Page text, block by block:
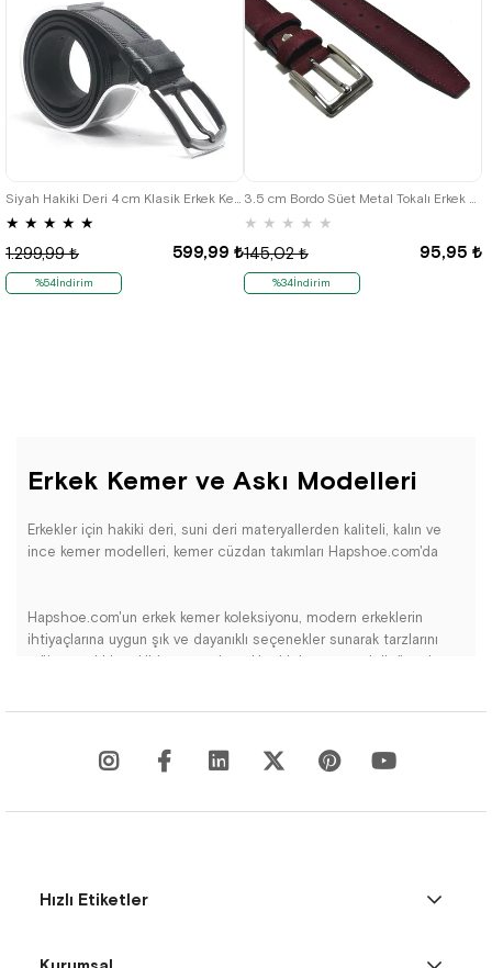
★ ★ ★ ★ ★
599,99 ₺
1.299,99 ₺
%54İndirim
★ ★ ★ ★ ★
95,95 ₺
145,02 ₺
%34İndirim
Erkek Kemer ve Askı Modelleri
Erkekler için hakiki deri, suni deri materyallerden kaliteli, kalın ve
ince kemer modelleri, kemer cüzdan takımları Hapshoe.com'da
Hapshoe.com'un erkek kemer koleksiyonu, modern erkeklerin
ihtiyaçlarına uygun şık ve dayanıklı seçenekler sunarak tarzlarını
mükemmel bir şekilde tamamlıyor. Her bir kemer modeli, özenle
Kaliteli materyaller sayesinde uzun ömürlü kullanım sağlayan
çeşitliliği sunar. Klasik, modern ya da spor tarzda bir kemer
Hızlı Etiketler